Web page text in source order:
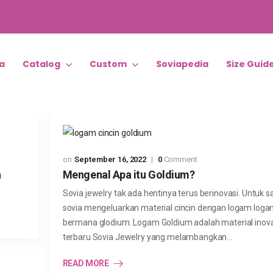
Catalog Custom Soviapedia Size
September 16, 2022 0Comment
Mengenal Apa itu Goldium?
Sovia jewelry tak ada hentinya terus berinovasi. Untuk
sovia mengeluarkan material cincin dengan logam
bermana glodium. Logam Goldium adalah material
terbaru Sovia Jewelry yang melambangkan…
READ MORE